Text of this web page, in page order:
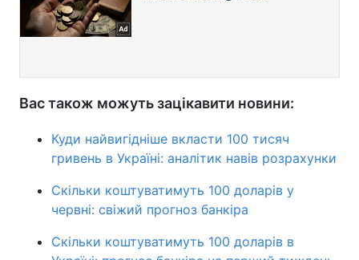
Вас також можуть зацікавити новини:
Куди найвигідніше вкласти 100 тисяч
гривень в Україні: аналітик навів розрахунки
Скільки коштуватимуть 100 доларів у
червні: свіжий прогноз банкіра
Скільки коштуватимуть 100 доларів в